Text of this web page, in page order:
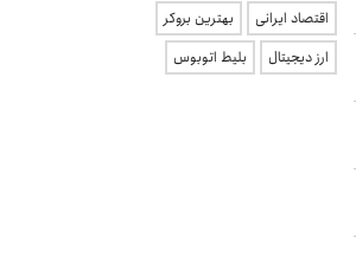
اقتصاد ایرانی
بهترین بروکر
ارز دیجیتال
بلیط اتوبوس